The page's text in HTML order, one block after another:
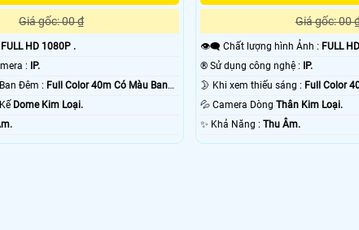
Giá gốc: 00 ₫
FULL HD 1080P .
⚜️ Công Nghệ Camera : IP.
🌜 Khoảng Cách Ban Đêm : Full Color 40m Có Màu Ban
Dome Kim Loại.
Giá gốc: 00
👁️‍🗨 Chất lượng hình Ảnh : FULL
®️ Sử dụng công nghệ : IP.
🌛 Khi xem thiếu sáng : Full Color
💦 Camera DòngThân Kim Loại.
️✨ Khả Năng :Thu Âm.